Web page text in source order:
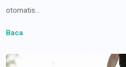
otomatis...
Baca